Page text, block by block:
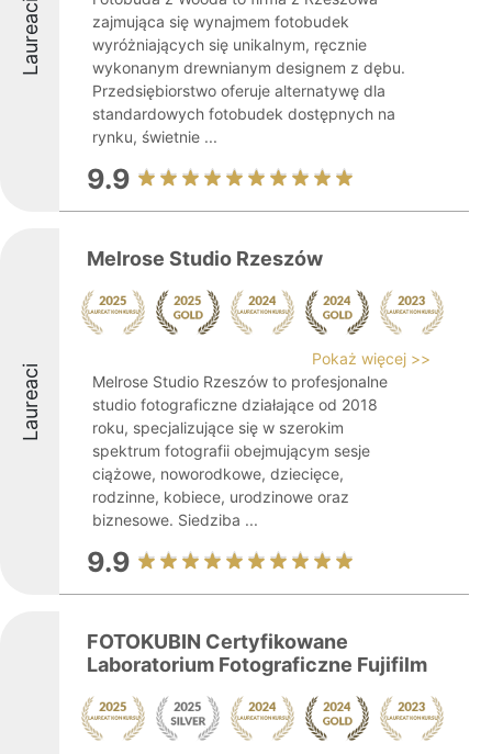
Laureaci
zajmująca się wynajmem fotobudek
wyróżniających się unikalnym, ręcznie
wykonanym drewnianym designem z dębu.
Przedsiębiorstwo oferuje alternatywę dla
standardowych fotobudek dostępnych na
rynku, świetnie ...
9.9
Laureaci
Melrose Studio Rzeszów
Pokaż więcej >>
Melrose Studio Rzeszów to profesjonalne
studio fotograficzne działające od 2018
roku, specjalizujące się w szerokim
spektrum fotografii obejmującym sesje
ciążowe, noworodkowe, dziecięce,
rodzinne, kobiece, urodzinowe oraz
biznesowe. Siedziba ...
9.9
FOTOKUBIN Certyfikowane
Laboratorium Fotograficzne Fujifilm